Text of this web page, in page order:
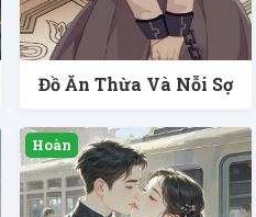
Đồ Ăn Thừa Và Nỗi Sợ